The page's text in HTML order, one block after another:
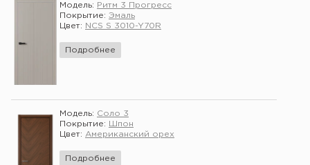
Модель:
Ритм 3 Прогресс
Покрытие: Эмаль
Цвет:
NCS S 3010-Y70R
Подробнее
Модель: Соло 3
Покрытие:
Шпон
Цвет: Американский орех
Подробнее